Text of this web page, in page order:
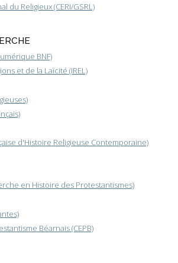
du Religieux (CERI/GSRL)
BNF)
et de la Laïcité (IREL)
d'Histoire Religieuse Contemporaine)
en Histoire des Protestantismes)
Béarnais (CEPB)